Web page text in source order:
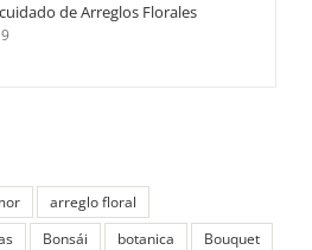
de Arreglos Florales
arreglo floral
Bonsái botanica
Bouquet